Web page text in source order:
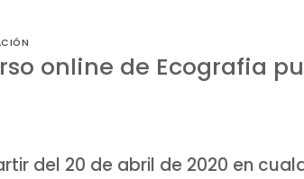
online de Ecografia
del 20 de abril de 2020 en